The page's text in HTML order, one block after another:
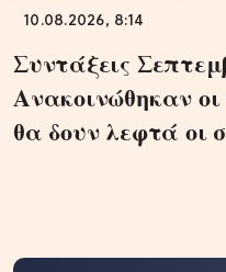
10.08.2026, 8:14
Συντάξεις
Ανακοινώθηκαν
θα δουν λεφτά οι